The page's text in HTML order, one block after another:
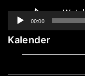
00:00
Kalender